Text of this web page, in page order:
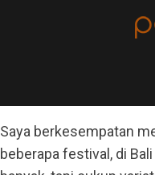
Saya berkesempatan
beberapa festival, di